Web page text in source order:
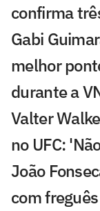
confirma
Gabi
melhor
durante a
Valter
no UFC:
João
com